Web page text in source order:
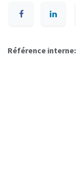
Référence interne: